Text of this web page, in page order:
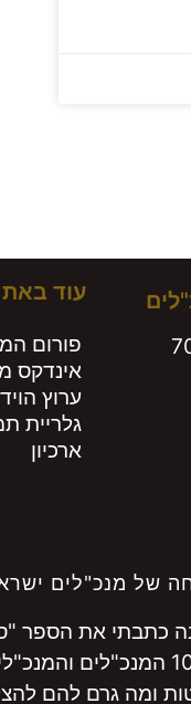
עוד
פורום
אינדקס
ערוץ
גלריית
ארכיון
של מנכ"לים
כתבתי את הספר
ומה גרם להם